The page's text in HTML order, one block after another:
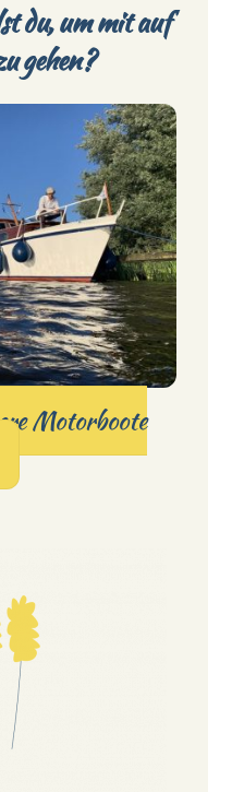
du, um mit auf
gehen?
Motorboote